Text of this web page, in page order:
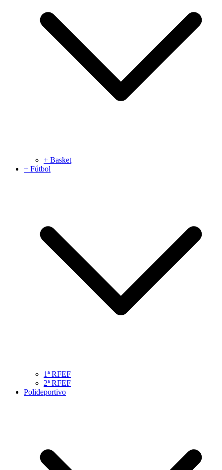
+ Basket
+ Fútbol
1ª RFEF
2ª RFEF
Polideportivo